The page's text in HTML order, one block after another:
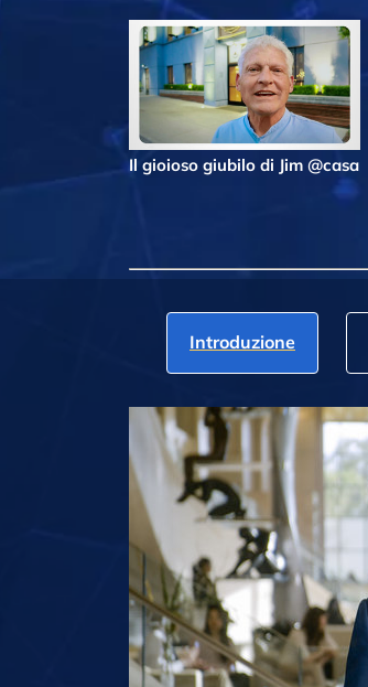
Il gioioso giubilo di Jim @casa
Introduzione